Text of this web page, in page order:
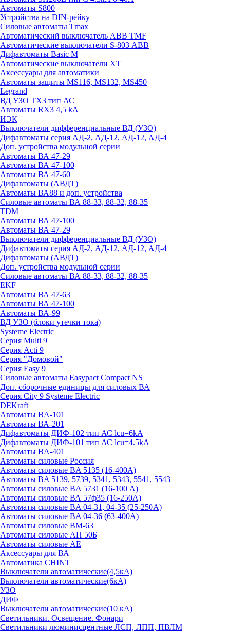
Автоматы S800
Устройства на DIN-рейку
Силовые автоматы Tmax
Автоматический выключатель ABB TMF
Автоматические выключатели S-803 АВВ
Дифавтоматы Basic M
Автоматические выключатели XT
Аксессуары для автоматики
Автоматы защиты MS116, MS132, MS450
Legrand
ВД УЗО TX3 тип АС
Автоматы RX3 4,5 kA
ИЭК
Выключатели дифференциальные ВД (УЗО)
Дифавтоматы серия АД-2, АД-12, АД-12, АД-4
Доп. устройства модульной серии
Автоматы ВА 47-29
Автоматы ВА 47-100
Автоматы ВА 47-60
Дифавтоматы (АВДТ)
Автоматы ВА88 и доп. устройства
Силовые автоматы ВА 88-33, 88-32, 88-35
TDM
Автоматы ВА 47-100
Автоматы ВА 47-29
Выключатели дифференциальные ВД (УЗО)
Дифавтоматы серия АД-2, АД-12, АД-12, АД-4
Дифавтоматы (АВДТ)
Доп. устройства модульной серии
Силовые автоматы ВА 88-33, 88-32, 88-35
EKF
Автоматы ВА 47-63
Автоматы ВА 47-100
Автоматы ВА-99
ВД УЗО (блоки утечки тока)
Systeme Electric
Серия Multi 9
Серия Acti 9
Серия "Домовой"
Серия Easy 9
Силовые автоматы Easypact Compact NS
Доп. сборочные единицы для силовых ВА
Серия City 9 Systeme Electric
DEKraft
Автоматы BA-101
Автоматы ВА-201
Дифавтоматы ДИФ-102 тип АС lcu=6kA
Дифавтоматы ДИФ-101 тип АС lcu=4.5kA
Автоматы BA-401
Автоматы силовые Россия
Автоматы силовые BA 5135 (16-400А)
Автоматы BA 5139, 5739, 5341, 5343, 5541, 5543
Автоматы силовые BA 5731 (16-100 А)
Автоматы силовые ВА 57ф35 (16-250А)
Автоматы силовые BA 04-31, 04-35 (25-250А)
Автоматы силовые BA 04-36 (63-400А)
Автоматы силовые ВМ-63
Автоматы силовые АП 50Б
Автоматы силовые АЕ
Аксессуары для ВА
Автоматика CHINT
Выключатели автоматические(4,5кА)
Выключатели автоматические(6кА)
УЗО
ДИФ
Выключатели автоматические(10 кА)
Светильники. Освещение. Фонари
Светильники люминисцентные ЛСП, ЛПП, ПВЛМ